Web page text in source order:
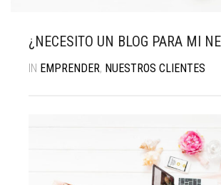
ASESORÍAS BLOG REVIEWS
¿NECESITO UN BLOG PARA MI
IN EMPRENDER, NUESTROS CLIENTES